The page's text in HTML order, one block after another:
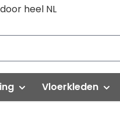
heel NL
Vloerkleden